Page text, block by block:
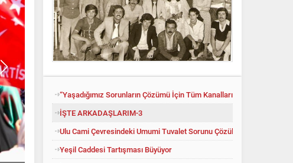
“Yaşadığımız Sorunların Çözümü İçin Tüm Kanalları Denedik”
İŞTE ARKADAŞLARIM-3
Ulu Cami Çevresindeki Umumi Tuvalet Sorunu Çözüldü
Yeşil Caddesi Tartışması Büyüyor